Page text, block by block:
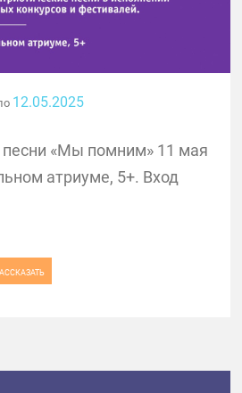
12.05.2025
песни «Мы помним» 11 мая
атриуме, 5+. Вход